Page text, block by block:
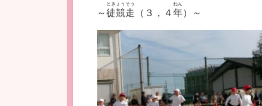
～徒競走
ときょうそう
（３，４年
ねん
）～